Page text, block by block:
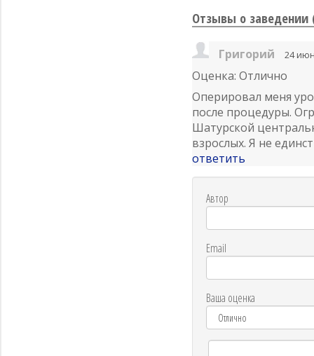
Отзывы о заведении
Григорий 24
Оценка: Отлично
Оперировал меня
после процедуры.
Шатурской
взрослых. Я не
ответить
Автор
Email
Ваша оценка